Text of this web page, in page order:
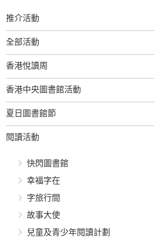
推介活動
全部活動
香港悅讀周
香港中央圖書館活動
夏日圖書館節
閱讀活動
快閃圖書館
幸福字在
字旅行間
故事大使
兒童及青少年閱讀計劃